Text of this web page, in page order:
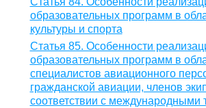
образовательных программ в
культуры и спорта
Статья 85. Особенности
образовательных программ в
специалистов авиационного
гражданской авиации, членов
соответствии с международными